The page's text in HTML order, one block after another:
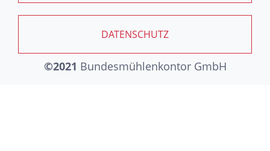
DATENSCHUTZ
©2021 Bundesmühlenkontor GmbH